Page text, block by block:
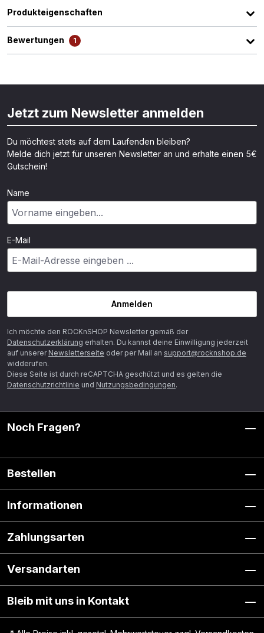
Produkteigenschaften
Bewertungen 1
Jetzt zum Newsletter anmelden
Du möchtest stets auf dem Laufenden bleiben?
Melde dich jetzt für unseren Newsletter an und erhalte einen 5€
Gutschein!
Name
E-Mail
Anmelden
Ich möchte den ROCKnSHOP Newsletter gemäß der
Datenschutzerklärung erhalten. Du kannst deine Einwilligung jederzeit
auf unserer Newsletterseite oder per Mail an support@rocknshop.de
widderufen.
Diese Seite ist durch reCAPTCHA geschützt und es gelten die
Datenschutzrichtlinie und Nutzungsbedingungen.
Noch Fragen?
Bestellen
Informationen
Zahlungsarten
Versandarten
Bleib mit uns in Kontakt